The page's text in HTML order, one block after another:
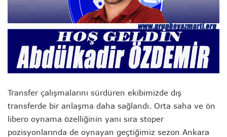
Transfer çalışmalarını sürdüren ekibimizde dış
transferde bir anlaşma daha sağlandı. Orta saha ve ön
libero oynama özelliğinin yanı sıra stoper
pozisyonlarında de oynayan geçtiğimiz sezon Ankara